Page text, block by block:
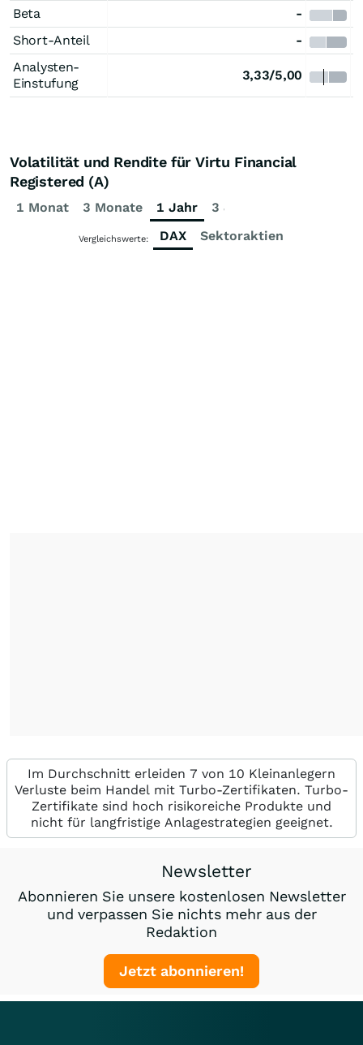
Beta
-
Short-Anteil
-
Analysten-
Einstufung
3,33/5,00
Volatilität und Rendite für Virtu Financial
Registered (A)
1 Monat 3 Monate 1 Jahr 3 Jahre
Vergleichswerte: DAX Sektoraktien
Im Durchschnitt erleiden 7 von 10 Kleinanlegern
Verluste beim Handel mit Turbo-Zertifikaten. Turbo-
Zertifikate sind hoch risikoreiche Produkte und
nicht für langfristige Anlagestrategien geeignet.
Newsletter
Abonnieren Sie unsere kostenlosen Newsletter
und verpassen Sie nichts mehr aus der
Redaktion
Jetzt abonnieren!